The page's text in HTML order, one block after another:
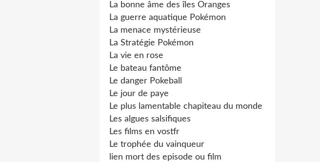
La bonne âme des îles Oranges
La guerre aquatique Pokémon
La menace mystérieuse
La Stratégie Pokémon
La vie en rose
Le bateau fantôme
Le danger Pokeball
Le jour de paye
Le plus lamentable chapiteau du monde
Les algues salsifiques
Les films en vostfr
Le trophée du vainqueur
lien mort des episode ou film